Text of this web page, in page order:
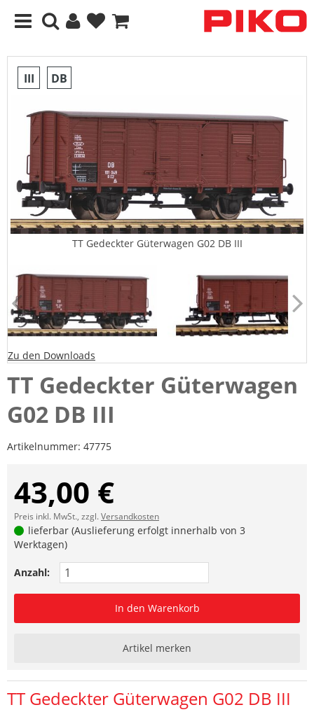
III DB
TT Gedeckter Güterwagen G02 DB III
Zu den Downloads
TT Gedeckter Güterwagen
G02 DB III
Artikelnummer: 47775
43,00 €
Preis inkl. MwSt., zzgl.Versandkosten
lieferbar (Auslieferung erfolgt innerhalb von 3
Werktagen)
Anzahl:
In den Warenkorb
Artikel merken
TT Gedeckter Güterwagen G02 DB III